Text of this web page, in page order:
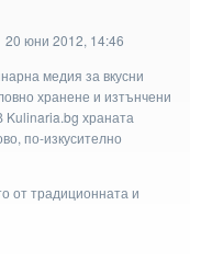
20 юни 2012, 14:46
медия за вкусни
хранене и изтънчени
Kulinaria.bg храната
по-изкусително
от традиционната и